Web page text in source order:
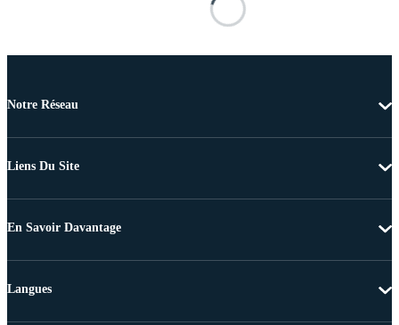
Notre Réseau
Liens Du Site
En Savoir Davantage
Langues